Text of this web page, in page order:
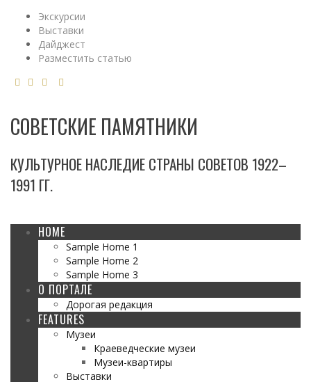
Экскурсии
Выставки
Дайджест
Разместить статью
СОВЕТСКИЕ ПАМЯТНИКИ
КУЛЬТУРНОЕ НАСЛЕДИЕ СТРАНЫ СОВЕТОВ 1922–
1991 ГГ.
HOME
Sample Home 1
Sample Home 2
Sample Home 3
О ПОРТАЛЕ
Дорогая редакция
FEATURES
Музеи
Краеведческие музеи
Музеи-квартиры
Выставки